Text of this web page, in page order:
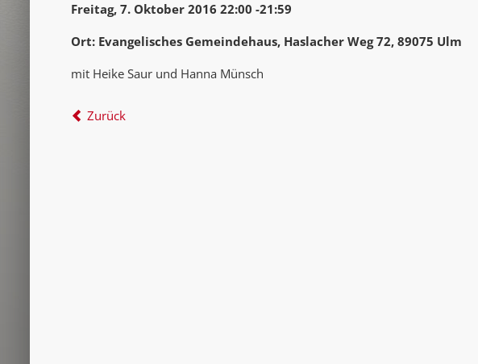
Freitag, 7. Oktober 2016 22:00 -21:59
Ort: Evangelisches Gemeindehaus, Haslacher Weg 72, 89075 Ulm
mit Heike Saur und Hanna Münsch
Zurück